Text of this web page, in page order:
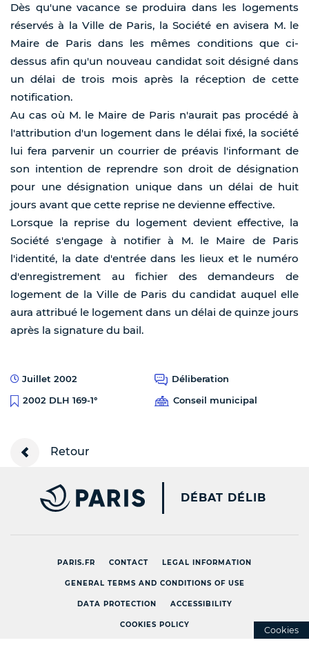
Dès qu'une vacance se produira dans les logements
réservés à la Ville de Paris, la Société en avisera M. le
Maire de Paris dans les mêmes conditions que ci-
dessus afin qu'un nouveau candidat soit désigné dans
un délai de trois mois après la réception de cette
notification.
Au cas où M. le Maire de Paris n'aurait pas procédé à
l'attribution d'un logement dans le délai fixé, la société
lui fera parvenir un courrier de préavis l'informant de
son intention de reprendre son droit de désignation
pour une désignation unique dans un délai de huit
jours avant que cette reprise ne devienne effective.
Lorsque la reprise du logement devient effective, la
Société s'engage à notifier à M. le Maire de Paris
l'identité, la date d'entrée dans les lieux et le numéro
d'enregistrement au fichier des demandeurs de
logement de la Ville de Paris du candidat auquel elle
aura attribué le logement dans un délai de quinze jours
après la signature du bail.
Juillet 2002
Déliberation
2002 DLH 169-1°
Conseil municipal
Retour
PARIS.FR [NEW
DÉBAT DÉLIB
PARIS.FR CONTACT LEGAL INFORMATION
GENERAL TERMS AND CONDITIONS OF USE
DATA PROTECTION ACCESSIBILITY
COOKIES POLICY